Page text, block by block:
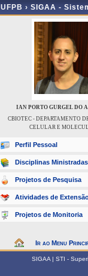
UFPB › SIGAA -
IAN PORTO GURGEL DO
CBIOTEC - DEPARTAMENTO
CELULAR E
Perfil Pessoal
Disciplinas Ministradas
Projetos de Pesquisa
Atividades de
Projetos de Monitoria
Ir ao Menu
SIGAA | STI -